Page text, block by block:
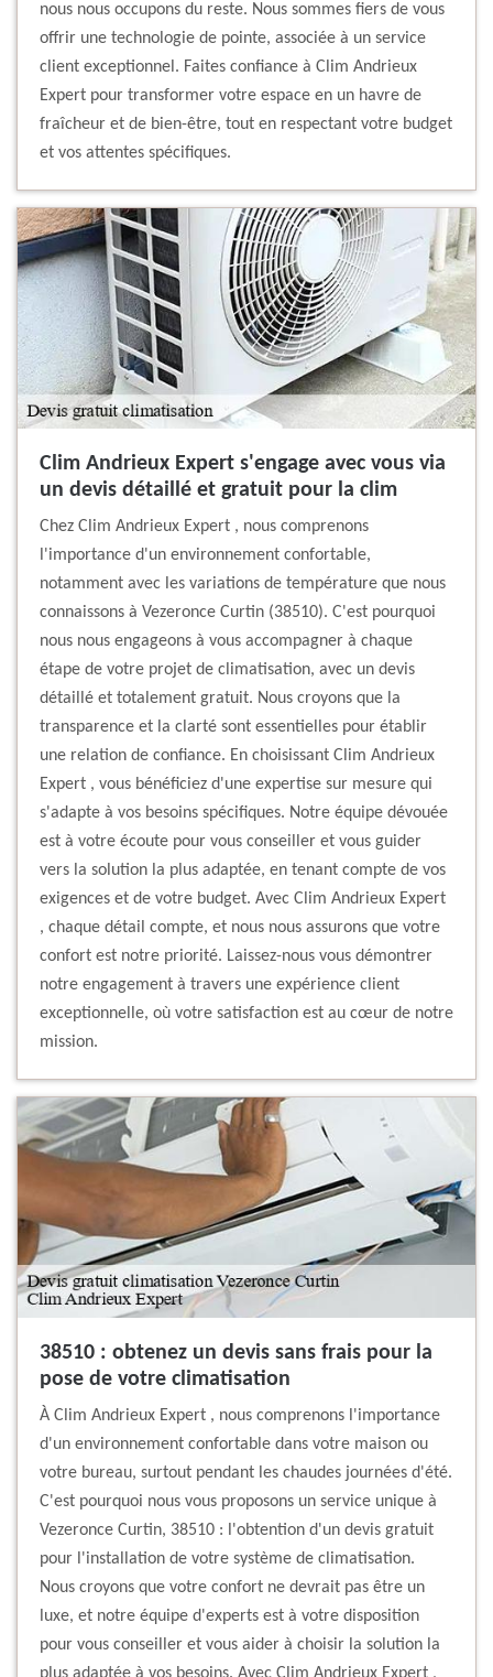
nous nous occupons du reste. Nous sommes fiers de vous
offrir une technologie de pointe, associée à un service
client exceptionnel. Faites confiance à Clim Andrieux
Expert pour transformer votre espace en un havre de
fraîcheur et de bien-être, tout en respectant votre budget
et vos attentes spécifiques.
Clim Andrieux Expert s'engage avec vous via
un devis détaillé et gratuit pour la clim
Chez Clim Andrieux Expert , nous comprenons
l'importance d'un environnement confortable,
notamment avec les variations de température que nous
connaissons à Vezeronce Curtin (38510). C'est pourquoi
nous nous engageons à vous accompagner à chaque
étape de votre projet de climatisation, avec un devis
détaillé et totalement gratuit. Nous croyons que la
transparence et la clarté sont essentielles pour établir
une relation de confiance. En choisissant Clim Andrieux
Expert , vous bénéficiez d'une expertise sur mesure qui
s'adapte à vos besoins spécifiques. Notre équipe dévouée
est à votre écoute pour vous conseiller et vous guider
vers la solution la plus adaptée, en tenant compte de vos
exigences et de votre budget. Avec Clim Andrieux Expert
, chaque détail compte, et nous nous assurons que votre
confort est notre priorité. Laissez-nous vous démontrer
notre engagement à travers une expérience client
exceptionnelle, où votre satisfaction est au cœur de notre
mission.
38510 : obtenez un devis sans frais pour la
pose de votre climatisation
À Clim Andrieux Expert , nous comprenons l'importance
d'un environnement confortable dans votre maison ou
votre bureau, surtout pendant les chaudes journées d'été.
C'est pourquoi nous vous proposons un service unique à
Vezeronce Curtin, 38510 : l'obtention d'un devis gratuit
pour l'installation de votre système de climatisation.
Nous croyons que votre confort ne devrait pas être un
luxe, et notre équipe d'experts est à votre disposition
pour vous conseiller et vous aider à choisir la solution la